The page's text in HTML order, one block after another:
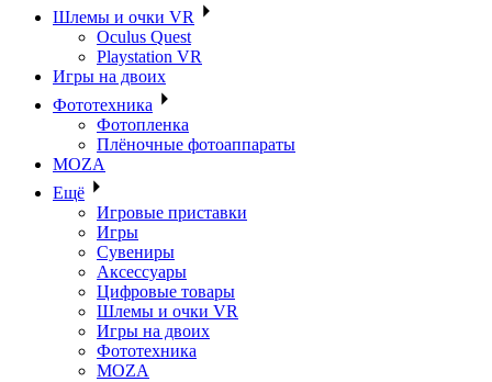
Шлемы и очки VR
Oculus Quest
Playstation VR
Игры на двоих
Фототехника
Фотопленка
Плёночные фотоаппараты
MOZA
Ещё
Игровые приставки
Игры
Сувениры
Аксессуары
Цифровые товары
Шлемы и очки VR
Игры на двоих
Фототехника
MOZA